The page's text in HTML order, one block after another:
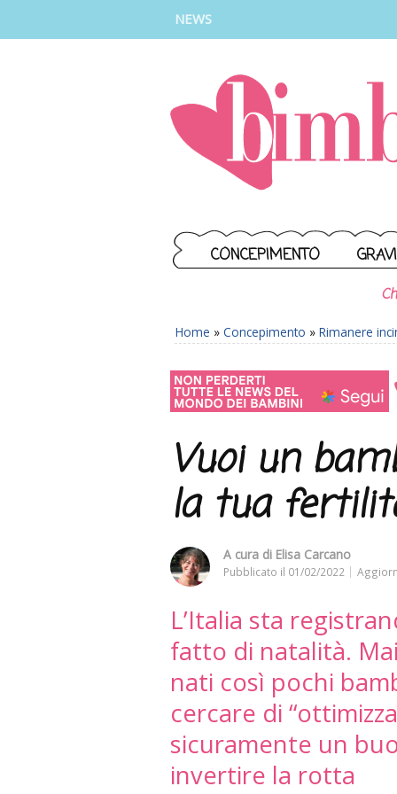
NEWS
CONCEPIMENTO
Home » Concepimento » Rimanere
Vuoi un
la tua
A cura di Elisa Carcano
Pubblicato il 01/02/2022
L’Italia sta
fatto di natalità.
nati così pochi
cercare di
sicuramente un
invertire la rotta